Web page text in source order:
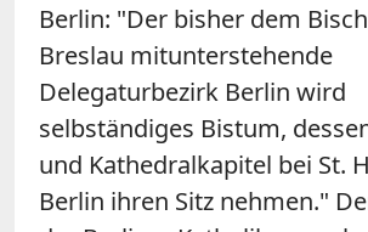
Berlin: "Der bisher dem
Breslau mitunterstehende
Delegaturbezirk Berlin wird
selbständiges Bistum,
und Kathedralkapitel bei St.
Berlin ihren Sitz nehmen."